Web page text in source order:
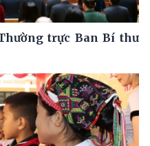
trực Ban Bí thư